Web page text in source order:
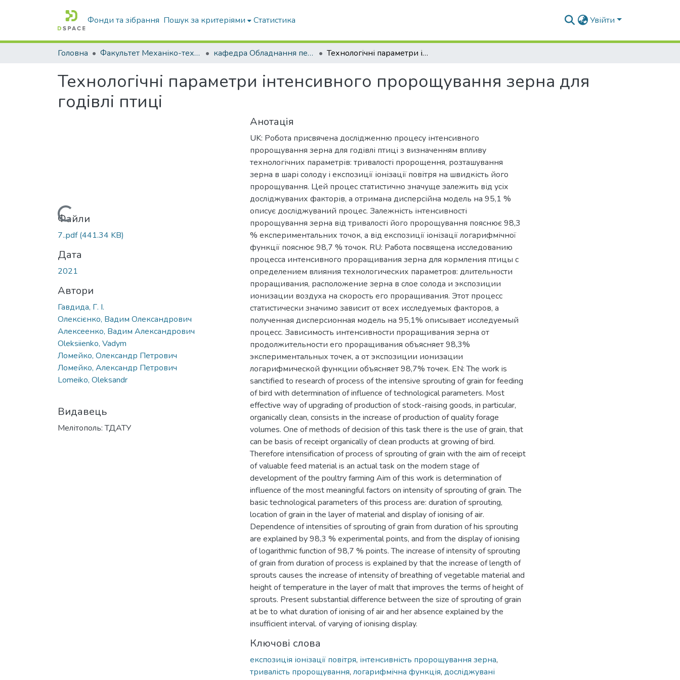
Фонди та зібрання Пошук за критеріями Статистика Увійти
Головна Факультет Механіко-технологічний кафедра Обладнання переробних і харчових виробництв ім. професора Ф.Ю. Ялпачика Технологічні параметри інтенсивного пророщування зерна для годівлі птиці
Технологічні параметри інтенсивного пророщування зерна для
годівлі птиці
Вантажиться...Файли
7..pdf(441.34 KB)
Дата
2021
Автори
Гавдида, Г. І.
Олексієнко, Вадим Олександрович
Алексеенко, Вадим Александрович
Oleksiienko, Vadym
Ломейко, Олександр Петрович
Ломейко, Александр Петрович
Lomeiko, Oleksandr
Видавець
Мелітополь: ТДАТУ
Анотація
UK: Робота присвячена дослідженню процесу інтенсивного
пророщування зерна для годівлі птиці з визначенням впливу
технологічних параметрів: тривалості пророщення, розташування
зерна в шарі солоду і експозиції іонізації повітря на швидкість його
пророщування. Цей процес статистично значуще залежить від усіх
досліджуваних факторів, а отримана дисперсійна модель на 95,1 %
описує досліджуваний процес. Залежність інтенсивності
пророщування зерна від тривалості його пророщування пояснює 98,3
% експериментальних точок, а від експозиції іонізації логарифмічної
функції пояснює 98,7 % точок. RU: Работа посвящена исследованию
процесса интенсивного проращивания зерна для кормления птицы с
определением влияния технологических параметров: длительности
проращивания, расположение зерна в слое солода и экспозиции
ионизации воздуха на скорость его проращивания. Этот процесс
статистически значимо зависит от всех исследуемых факторов, а
полученная дисперсионная модель на 95,1% описывает исследуемый
процесс. Зависимость интенсивности проращивания зерна от
продолжительности его проращивания объясняет 98,3%
экспериментальных точек, а от экспозиции ионизации
логарифмической функции объясняет 98,7% точек. EN: The work is
sanctified to research of process of the intensive sprouting of grain for feeding
of bird with determination of influence of technological parameters. Most
effective way of upgrading of production of stock-raising goods, in particular,
organically clean, consists in the increase of production of quality forage
volumes. One of methods of decision of this task there is the use of grain, that
can be basis of receipt organically of clean products at growing of bird.
Therefore intensification of process of sprouting of grain with the aim of receipt
of valuable feed material is an actual task on the modern stage of
development of the poultry farming Aim of this work is determination of
influence of the most meaningful factors on intensity of sprouting of grain. The
basic technological parameters of this process are: duration of sprouting,
location of grain in the layer of material and display of ionising of air.
Dependence of intensities of sprouting of grain from duration of his sprouting
are explained by 98,3 % experimental points, and from the display of ionising
of logarithmic function of 98,7 % points. The increase of intensity of sprouting
of grain from duration of process is explained by that the increase of length of
sprouts causes the increase of intensity of breathing of vegetable material and
height of temperature in the layer of malt that improves the terms of height of
sprouts. Present substantial difference between the size of sprouting of grain
at be to what duration of ionising of air and her absence explained by the
insufficient interval. of varying of ionising display.
Ключові слова
експозиція іонізації повітря, інтенсивність пророщування зерна,
тривалість пророщування, логарифмічна функція, досліджувані